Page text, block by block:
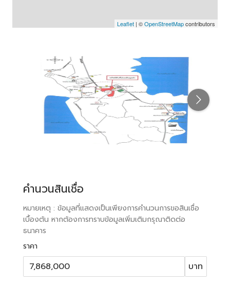
Leaflet | ©OpenStreetMapcontributors
คำนวนสินเชื่อ
หมายเหตุ : ข้อมูลที่แสดงเป็นเพียงการคำนวนการขอสินเชื่อ
เบื้องต้น หากต้องการทราบข้อมูลเพิ่มเติมกรุณาติดต่อ
ธนาคาร
ราคา
บาท